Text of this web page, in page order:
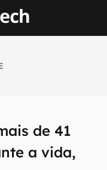
de 41
a vida,
em primeira